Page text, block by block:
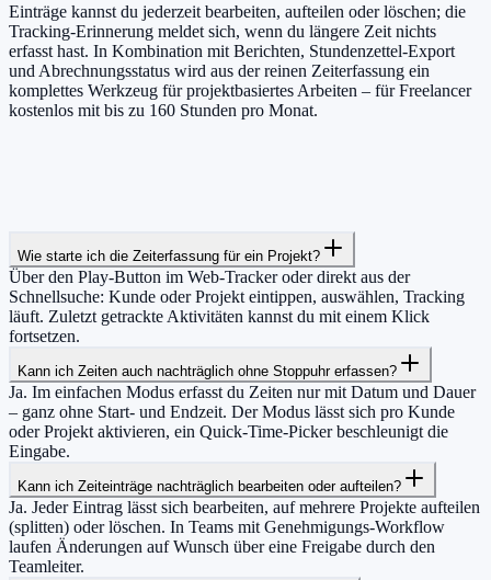
Einträge kannst du jederzeit bearbeiten, aufteilen oder löschen; die
Tracking-Erinnerung meldet sich, wenn du längere Zeit nichts
erfasst hast. In Kombination mit Berichten, Stundenzettel-Export
und Abrechnungsstatus wird aus der reinen Zeiterfassung ein
komplettes Werkzeug für projektbasiertes Arbeiten – für Freelancer
kostenlos mit bis zu 160 Stunden pro Monat.
Wie starte ich die Zeiterfassung für ein Projekt?
Über den Play-Button im Web-Tracker oder direkt aus der
Schnellsuche: Kunde oder Projekt eintippen, auswählen, Tracking
läuft. Zuletzt getrackte Aktivitäten kannst du mit einem Klick
fortsetzen.
Kann ich Zeiten auch nachträglich ohne Stoppuhr erfassen?
Ja. Im einfachen Modus erfasst du Zeiten nur mit Datum und Dauer
– ganz ohne Start- und Endzeit. Der Modus lässt sich pro Kunde
oder Projekt aktivieren, ein Quick-Time-Picker beschleunigt die
Eingabe.
Kann ich Zeiteinträge nachträglich bearbeiten oder aufteilen?
Ja. Jeder Eintrag lässt sich bearbeiten, auf mehrere Projekte aufteilen
(splitten) oder löschen. In Teams mit Genehmigungs-Workflow
laufen Änderungen auf Wunsch über eine Freigabe durch den
Teamleiter.